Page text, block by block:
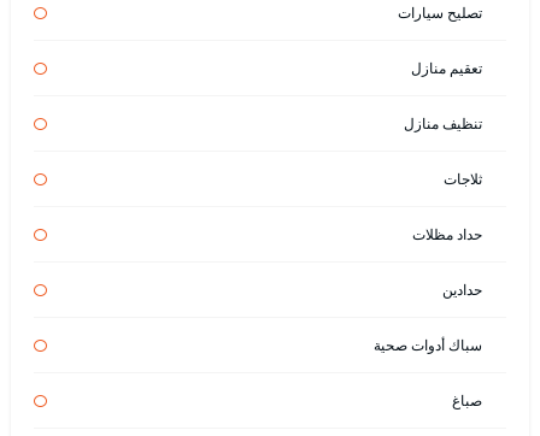
تصليح سيارات
تعقيم منازل
تنظيف منازل
ثلاجات
حداد مظلات
حدادين
سباك أدوات صحية
صباغ